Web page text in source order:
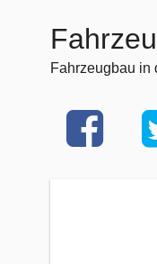
Fahrzeugbau in